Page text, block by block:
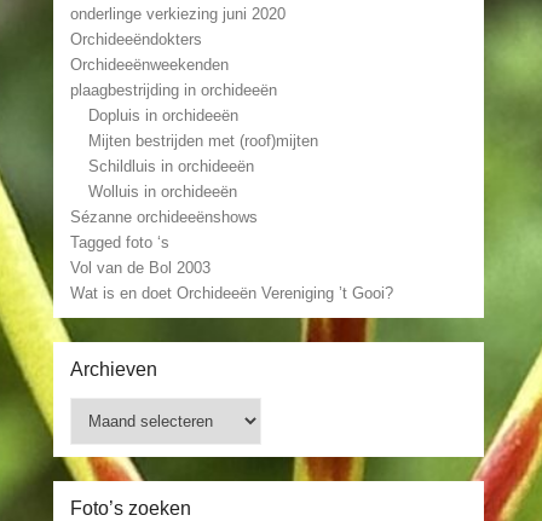
onderlinge verkiezing juni 2020
Orchideeëndokters
Orchideeënweekenden
plaagbestrijding in orchideeën
Dopluis in orchideeën
Mijten bestrijden met (roof)mijten
Schildluis in orchideeën
Wolluis in orchideeën
Sézanne orchideeënshows
Tagged foto ‘s
Vol van de Bol 2003
Wat is en doet Orchideeën Vereniging ’t Gooi?
Archieven
Foto’s zoeken